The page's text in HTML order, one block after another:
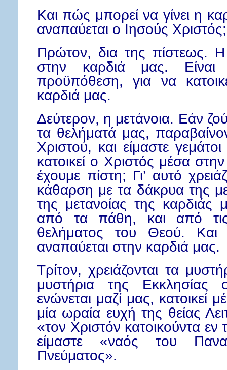
Και πώς μπορεί να γίνει η
αναπαύεται ο Ιησούς Χριστός;
Πρώτον, δια της πίστεως. Η
στην καρδιά μας.
προϋπόθεση, για να
καρδιά μας.
Δεύτερον, η μετάνοια. Εάν
τα θελήματά μας,
Χριστού, και είμαστε
κατοικεί ο Χριστός μέσα
έχουμε πίστη; Γι’ αυτό
κάθαρση με τα δάκρυα της
της μετανοίας της
από τα πάθη, και από
θελήματος του Θεού. Και
αναπαύεται στην καρδιά μας.
Τρίτον, χρειάζονται τα
μυστήρια της
ενώνεται μαζί μας,
μία ωραία ευχή της θείας
«τον Χριστόν κατοικούντα εν
είμαστε «ναός του
Πνεύματος».